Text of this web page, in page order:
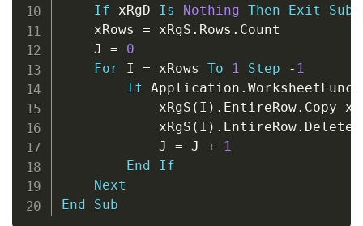
If xRgD Is Nothing Then Exit
Sub
    xRows
= xRgS . Rows . Count
    J
=
0
For I = xRows To 1 Step - 1
If Application .
            xRgS
( I ) . EntireRow. Copy
            xRgS
( I ) . EntireRow. Delete
            J
= J +
1
End
If
Next
End
Sub